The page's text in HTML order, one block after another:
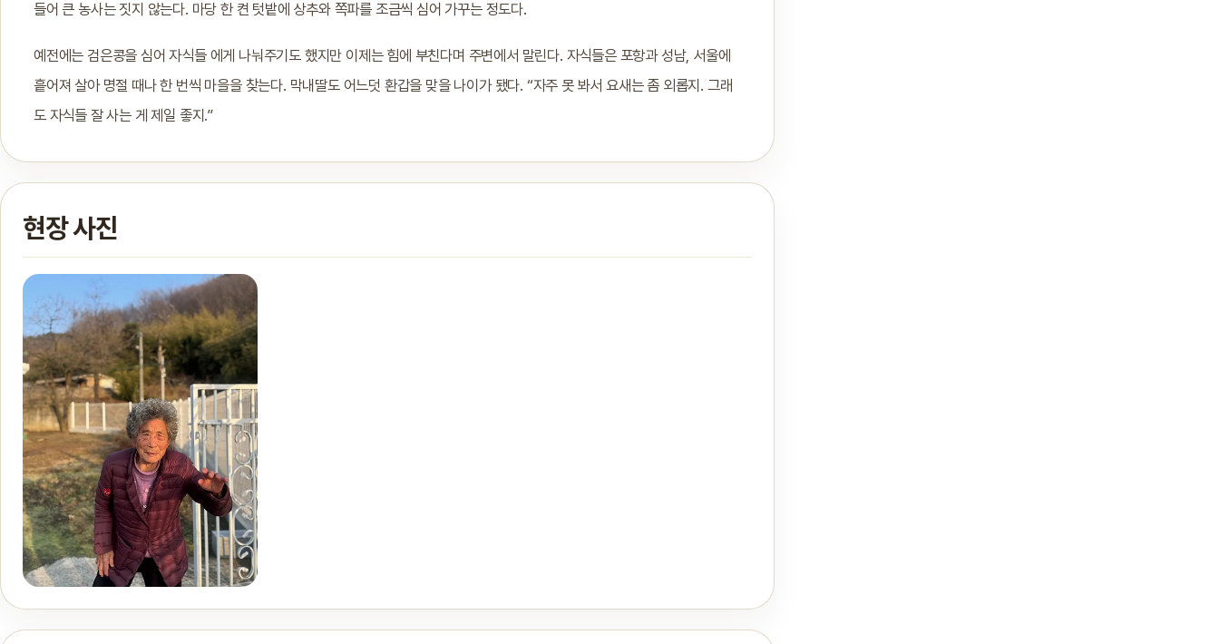
들어 큰 농사는 짓지 않는다. 마당 한 켠 텃밭에 상추와 쪽파를 조금씩 심어 가꾸는 정도다.
예전에는 검은콩을 심어 자식들 에게 나눠주기도 했지만 이제는 힘에 부친다며 주변에서 말린다. 자식들은 포항과 성남, 서울에
흩어져 살아 명절 때나 한 번씩 마을을 찾는다. 막내딸도 어느덧 환갑을 맞을 나이가 됐다. “자주 못 봐서 요새는 좀 외롭지. 그래
도 자식들 잘 사는 게 제일 좋지.”
현장 사진